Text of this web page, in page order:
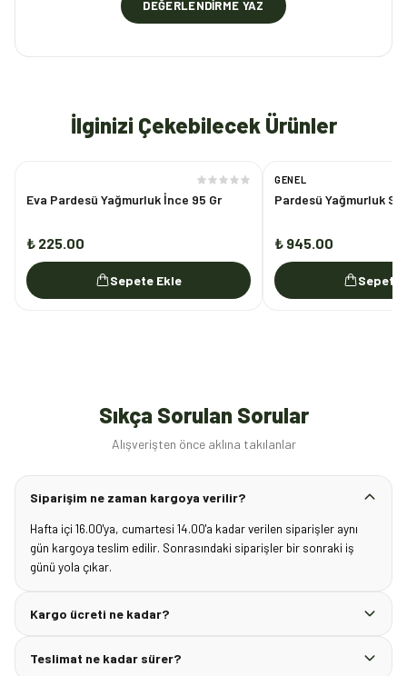
DEĞERLENDIRME YAZ
İlginizi Çekebilecek Ürünler
Eva Pardesü Yağmurluk İnce 95 Gr
₺ 225.00
Sepete Ekle
GENEL
Pardesü Yağmurluk
₺ 945.00
Sepete
Sıkça Sorulan Sorular
Alışverişten önce aklına takılanlar
Siparişim ne zaman kargoya verilir?
Hafta içi 16.00'ya, cumartesi 14.00'a kadar verilen siparişler aynı
gün kargoya teslim edilir. Sonrasındaki siparişler bir sonraki iş
günü yola çıkar.
Kargo ücreti ne kadar?
Teslimat ne kadar sürer?